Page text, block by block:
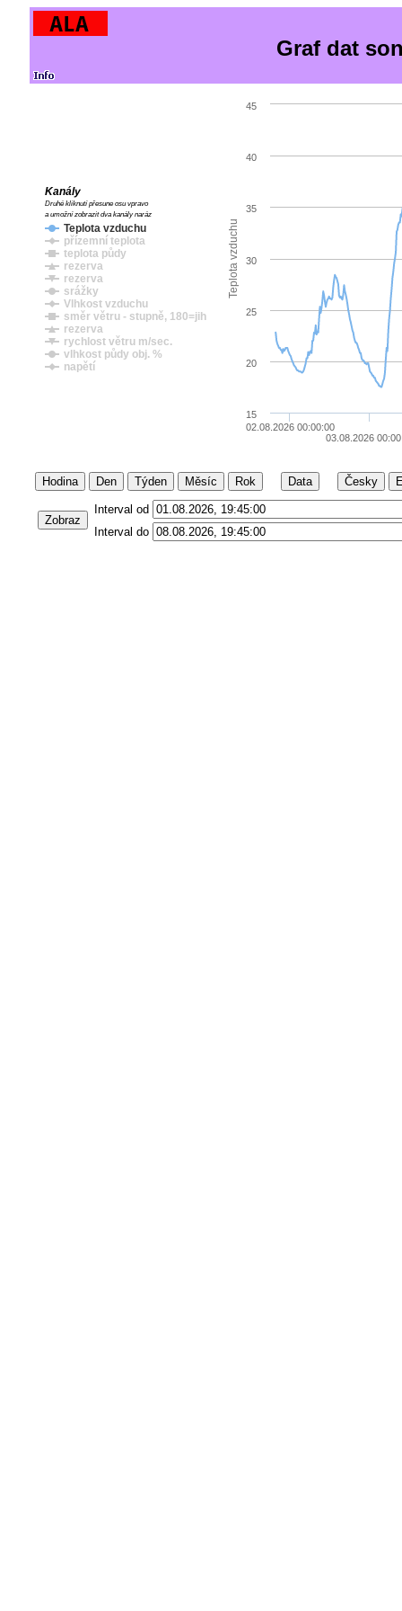
Graf dat
Teplota vzduchu
Teplota vzduchu
přízemní teplota
teplota půdy
rezerva
rezerva
srážky
Vlhkost vzduchu
směr větru - stupně, 180=jih
rezerva
rychlost větru m/sec.
vlhkost půdy obj. %
napětí
Kanály
Druhé kliknutí přesune osu vpravo
a umožní zobrazit dva kanály naráz
02.08.2026 00:00:00
03.08.2026
15
20
25
30
35
40
45
Hodina Den Týden Měsíc Rok Data Česky
Zobraz
Interval od
Interval do